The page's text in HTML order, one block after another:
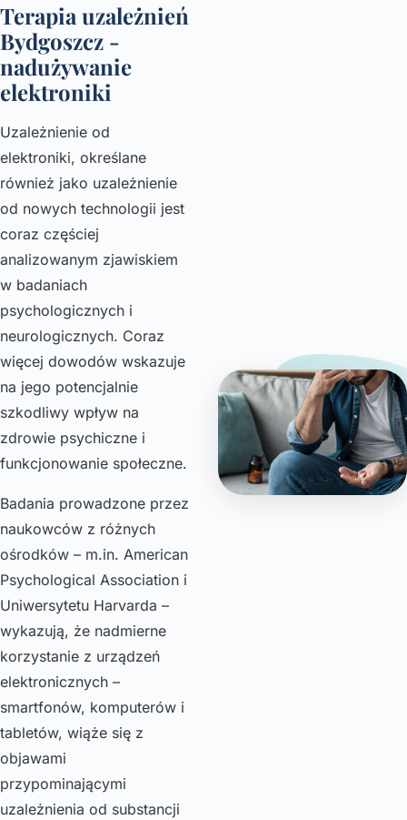
Terapia uzależnień
Bydgoszcz -
nadużywanie
elektroniki
Uzależnienie od
elektroniki, określane
również jako uzależnienie
od nowych technologii jest
coraz częściej
analizowanym zjawiskiem
w badaniach
psychologicznych i
neurologicznych. Coraz
więcej dowodów wskazuje
na jego potencjalnie
szkodliwy wpływ na
zdrowie psychiczne i
funkcjonowanie społeczne.
Badania prowadzone przez
naukowców z różnych
ośrodków – m.in. American
Psychological Association i
Uniwersytetu Harvarda –
wykazują, że nadmierne
korzystanie z urządzeń
elektronicznych –
smartfonów, komputerów i
tabletów, wiąże się z
objawami
przypominającymi
uzależnienia od substancji